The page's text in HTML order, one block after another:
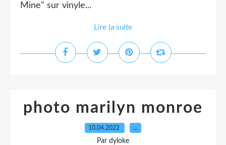
Mine" sur vinyle...
Lire la suite
photo marilyn monroe
10.04.2022 …
Par dyloke